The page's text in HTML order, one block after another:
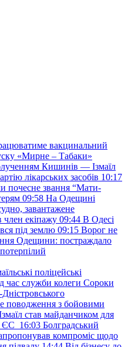
вакцинальний
«Мирне – Табаки»
Кишинів — Ізмаїл
лікарських засобів 10:17
почесне звання “Мати-
09:58 На Одещині
завантажене
екіпажу 09:44 В Одесі
під землю 09:15 Ворог не
Одещини: постраждало
поліцейські
час служби колеги Сороки
поводження з бойовими
став майданчиком для
ЄС 16:03 Болградський
компроміс щодо